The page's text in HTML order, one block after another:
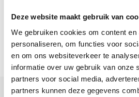
Deze website maakt gebruik van
We gebruiken cookies om content
personaliseren, om functies voor
en om ons websiteverkeer te
informatie over uw gebruik van onze
partners voor social media,
partners kunnen deze gegevens
Bekijk de
Videoimpressie